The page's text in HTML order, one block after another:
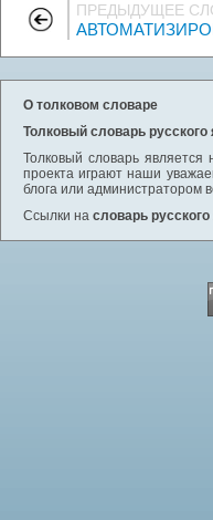
ПРЕДЫДУЩЕЕ
О толковом словаре
Толковый словарь русского
Толковый словарь
проекта играют наши
блога или администратором
Ссылки на словарь